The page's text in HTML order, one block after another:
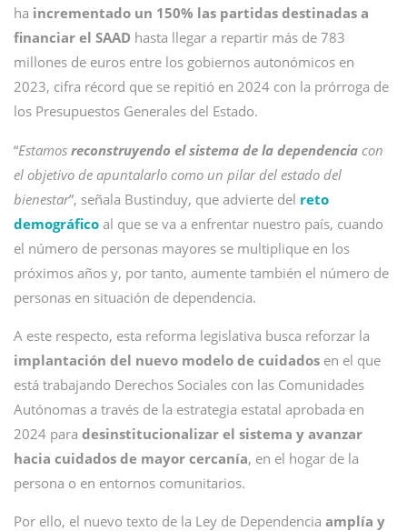
ha incrementado un 150% las partidas destinadas a
financiar el SAAD hasta llegar a repartir más de 783
millones de euros entre los gobiernos autonómicos en
2023, cifra récord que se repitió en 2024 con la prórroga de
los Presupuestos Generales del Estado.
“Estamos reconstruyendo el sistema de la dependencia con
el objetivo de apuntalarlo como un pilar del estado del
bienestar”, señala Bustinduy, que advierte del reto
demográfico al que se va a enfrentar nuestro país, cuando
el número de personas mayores se multiplique en los
próximos años y, por tanto, aumente también el número de
personas en situación de dependencia.
A este respecto, esta reforma legislativa busca reforzar la
implantación del nuevo modelo de cuidados en el que
está trabajando Derechos Sociales con las Comunidades
Autónomas a través de la estrategia estatal aprobada en
2024 para desinstitucionalizar el sistema y avanzar
hacia cuidados de mayor cercanía, en el hogar de la
persona o en entornos comunitarios.
Por ello, el nuevo texto de la Ley de Dependencia amplía y